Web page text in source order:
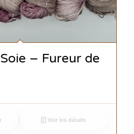
– Fureur de
Voir les détails